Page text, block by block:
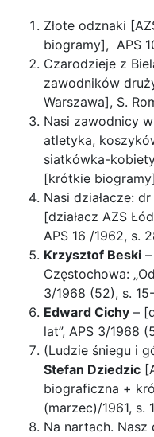
Złote odznaki
biogramy], APS
Czarodzieje z
zawodników
Warszawa], S.
Nasi zawodnicy
atletyka,
siatkówka-
[krótkie
Nasi działacze:
[działacz AZS
APS 16 /1962, s.
Krzysztof Beski
Częstochowa:
3/1968 (52), s.
Edward Cichy –
lat”, APS 3/1968
(Ludzie śniegu i
Stefan Dziedzic
biograficzna +
(marzec)/1961, s.
Na nartach. Nasz